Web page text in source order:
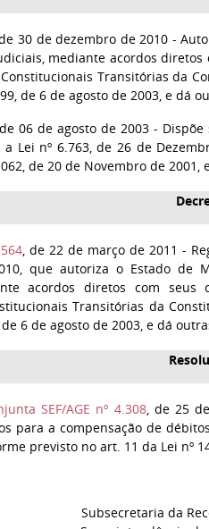
30 de dezembro de 2010 -
mediante acordos
Transitórias da
de 6 de agosto de 2003, e dá
06 de agosto de 2003 -
Lei nº 6.763, de 26 de
de 20 de Novembro de
, de 22 de março de 2011 -
que autoriza o Estado de
acordos diretos com
Transitórias da
de 6 de agosto de 2003, e dá
SEF/AGE nº 4.308, de 25
para a compensação de
previsto no art. 11 da Lei nº
Subsecretaria da